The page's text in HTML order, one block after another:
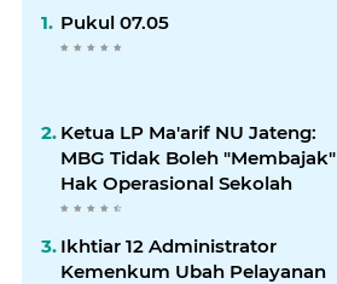
Pukul 07.05
Ketua LP Ma'arif NU Jateng:
MBG Tidak Boleh "Membajak"
Hak Operasional Sekolah
Ikhtiar 12 Administrator
Kemenkum Ubah Pelayanan